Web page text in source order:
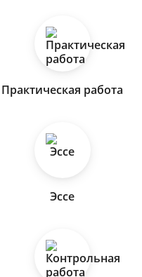
Практическая работа
Эссе